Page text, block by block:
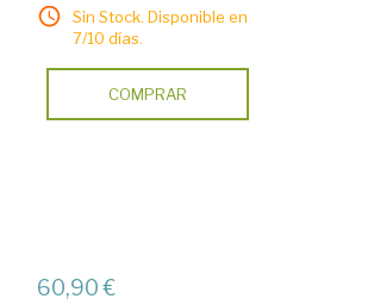
Sin Stock. Disponible en
7/10 días.
COMPRAR
60,90 €